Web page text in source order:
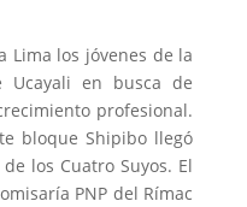
Lima los jóvenes de la
Ucayali en busca de
profesional.
bloque Shipibo llegó
los Cuatro Suyos. El
PNP del Rímac